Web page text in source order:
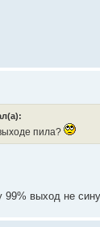
пила?
99% выход не